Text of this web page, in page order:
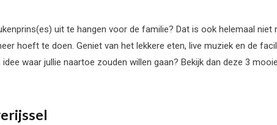
uit te hangen voor de familie? Dat is ook helemaal niet
hoeft te doen. Geniet van het lekkere eten, live muziek en de
waar jullie naartoe zouden willen gaan? Bekijk dan deze 3